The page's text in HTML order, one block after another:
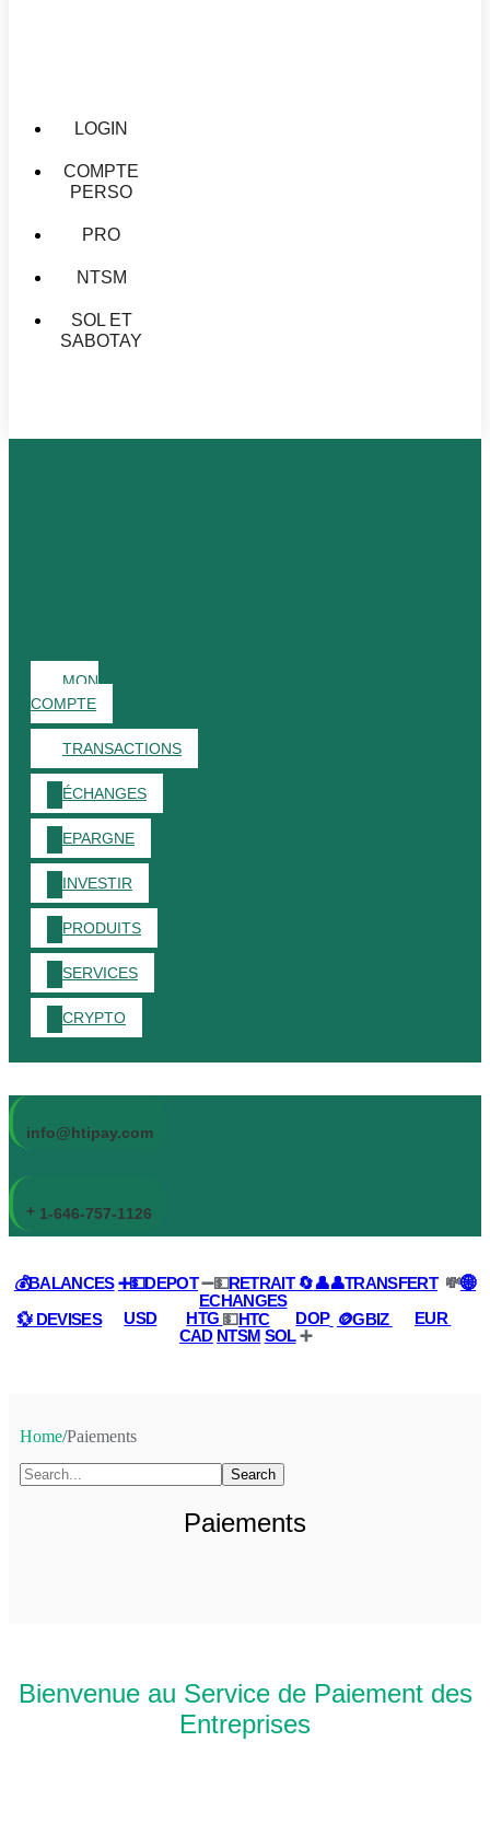
LOGIN
COMPTE
PERSO
PRO
NTSM
SOL ET
SABOTAY
MON
COMPTE
TRANSACTIONS
ÉCHANGES
EPARGNE
INVESTIR
PRODUITS
SERVICES
CRYPTO
info@htipay.com
+ 1-646-757-1126
💰BALANCES ➕💵DEPOT➖💵RETRAIT 🔄👤👤TRANSFERT💸🌐
ECHANGES
💱 DEVISES
USD HTG 💵HTC DOP 🪙GBIZ
EUR
CAD NTSM SOL➕
Home/Paiements
Search
Paiements
Bienvenue au Service de Paiement des
Entreprises